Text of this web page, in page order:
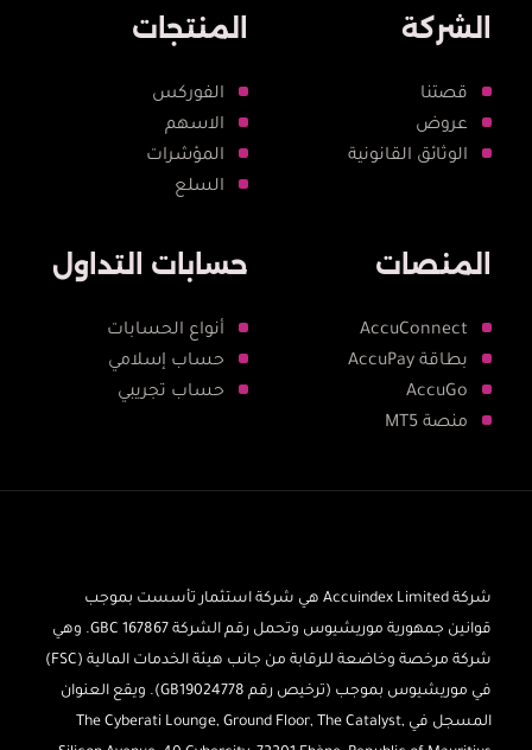
الشركة
قصتنا
عروض
الوثائق القانونية
المنتجات
الفوركس
الاسهم
المؤشرات
السلع
المنصات
AccuConnect
بطاقة AccuPay
AccuGo
منصة MT5
حسابات التداول
أنواع الحسابات
حساب إسلامي
حساب تجريبي
شركة Accuindex Limited هي شركة استثمار تأسست بموجب
قوانين جمهورية موريشيوس وتحمل رقم الشركة 167867 GBC. وهي
شركة مرخصة وخاضعة للرقابة من جانب هيئة الخدمات المالية (FSC)
في موريشيوس بموجب (ترخيص رقم GB19024778). ويقع العنوان
المسجل في The Cyberati Lounge, Ground Floor, The Catalyst,